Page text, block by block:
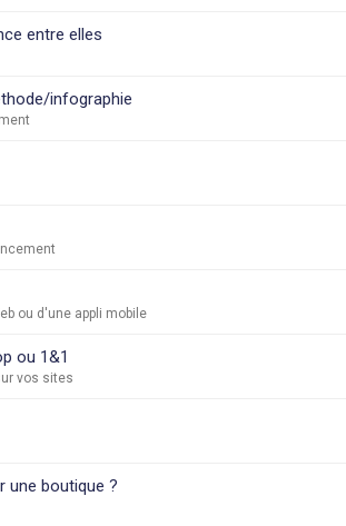
entre elles
infographie
ou d'une appli mobile
ou 1&1
vos sites
une boutique ?